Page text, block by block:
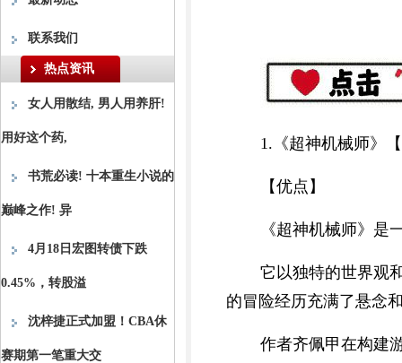
联系我们
热点资讯
女人用散结, 男人用养肝!
用好这个药,
书荒必读! 十本重生小说的
巅峰之作! 异
4月18日宏图转债下跌
0.45%，转股溢
沈梓捷正式加盟！CBA休
赛期第一笔重大交
1.《超神机械师》
【优点】
《超神机械师》是
它以独特的世界观
的冒险经历充满了悬念
作者齐佩甲在构建